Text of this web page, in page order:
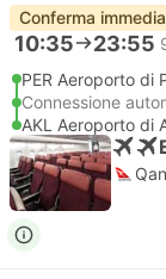
Conferma
10:35 23:55
PER Aeroporto di
Connessione
AKL Aeroporto di